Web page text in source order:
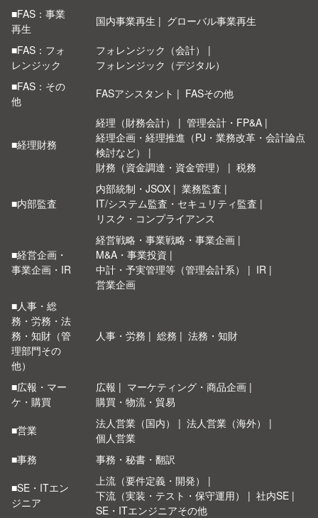
■FAS：事業
再生
国内事業再生 グローバル事業再生
■FAS：フォ
レンジック
フォレンジック（会計）
フォレンジック（デジタル）
■FAS：その
他
FASアシスタント FASその他
■経理財務
経理（財務会計）
管理会計・FP&A
経理企画・経理推進（PJ・業務改革・会計論点
検討など）
財務（資金調達・資金管理）
税務
■内部監査
内部統制・JSOX
業務監査
IT/システム監査・セキュリティ監査
リスク・コンプライアンス
■経営企画・
事業企画・IR
経営戦略・事業戦略・事業企画
M&A・事業投資
中計・予実管理等（管理会計系）
IR
営業企画
■人事・総
務・労務・法
務・知財（管
理部門その
他）
人事・労務 総務 法務・知財
■広報・マー
ケ・購買
広報
マーケティング・商品企画
購買・物流・貿易
■営業
法人営業（国内）
法人営業（海外）
個人営業
■事務
事務・秘書・翻訳
■SE・ITエン
ジニア
上流（要件定義・開発）
下流（実装・テスト・保守運用）
社内SE
SE・ITエンジニアその他